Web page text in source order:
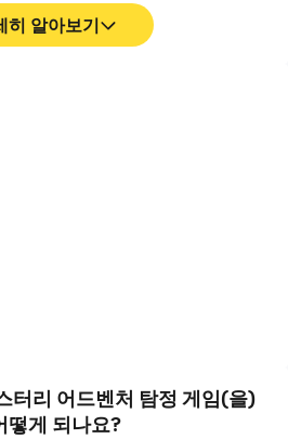
게 최적화된 이 게임은 언제 어디
즐기는 데 아무런 제약이 없습니
히 알아보기
터리 어드벤처 탐정 게임(을)
떻게 되나요?